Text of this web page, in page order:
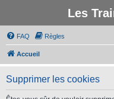
Les
FAQ Règles
Accueil
Supprimer les cookies